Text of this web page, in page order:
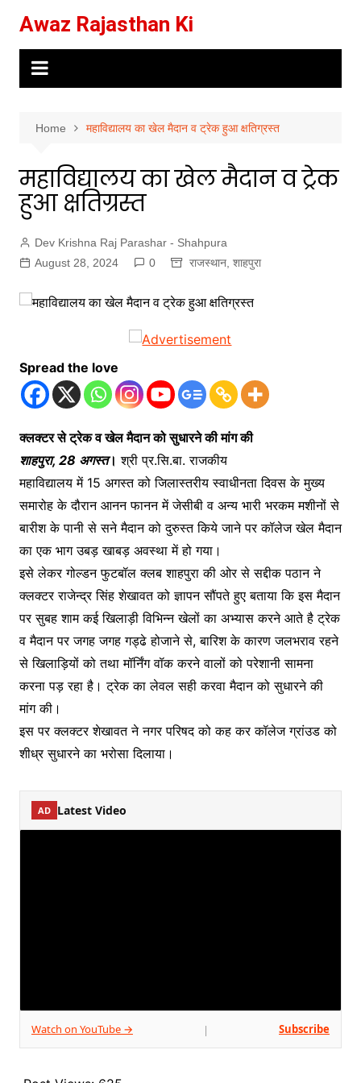
content
Awaz Rajasthan Ki
Home महाविद्यालय का खेल मैदान व ट्रेक हुआ क्षतिग्रस्त
महाविद्यालय का खेल मैदान व ट्रेक
हुआ क्षतिग्रस्त
Dev Krishna Raj Parashar - Shahpura
August 28, 2024
0 राजस्थान, शाहपुरा
Spread the love
क्लक्टर से ट्रेक व खेल मैदान को सुधारने की मांग की
शाहपुरा, 28 अगस्त। श्री प्र.सि.बा. राजकीय
महाविद्यालय में 15 अगस्त को जिलास्तरीय स्वाधीनता दिवस के मुख्य
समारोह के दौरान आनन फानन में जेसीबी व अन्य भारी भरकम मशीनों से
बारीश के पानी से सने मैदान को दुरुस्त किये जाने पर कॉलेज खेल मैदान
का एक भाग उबड़ खाबड़ अवस्था में हो गया।
इसे लेकर गोल्डन फुटबॉल क्लब शाहपुरा की ओर से सद्दीक पठान ने
क्लक्टर राजेन्द्र सिंह शेखावत को ज्ञापन सौंपते हुए बताया कि इस मैदान
पर सुबह शाम कई खिलाड़ी विभिन्न खेलों का अभ्यास करने आते है ट्रेक
व मैदान पर जगह जगह गड्ढे होजाने से, बारिश के कारण जलभराव रहने
से खिलाड़ियों को तथा मॉर्निंग वॉक करने वालों को परेशानी सामना
करना पड़ रहा है। ट्रेक का लेवल सही करवा मैदान को सुधारने की
मांग की।
इस पर क्लक्टर शेखावत ने नगर परिषद को कह कर कॉलेज ग्रांउड को
शीध्र सुधारने का भरोसा दिलाया।
AD Latest Video
Watch on YouTube → | Subscribe